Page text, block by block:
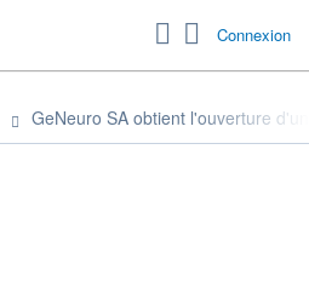
Connexion
GeNeuro SA obtient l'ouverture